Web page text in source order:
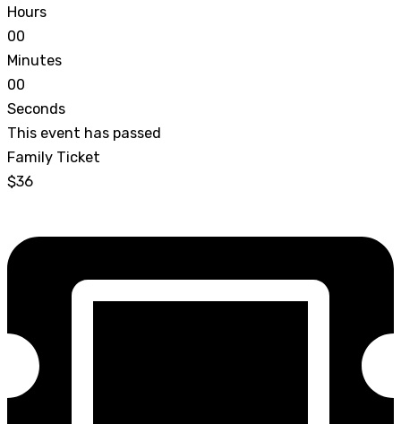
Hours
00
Minutes
00
Seconds
This event has passed
Family Ticket
$36